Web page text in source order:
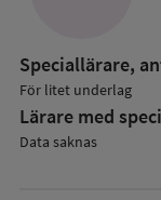
Speciallärare,
För litet underlag
Lärare med
Data saknas